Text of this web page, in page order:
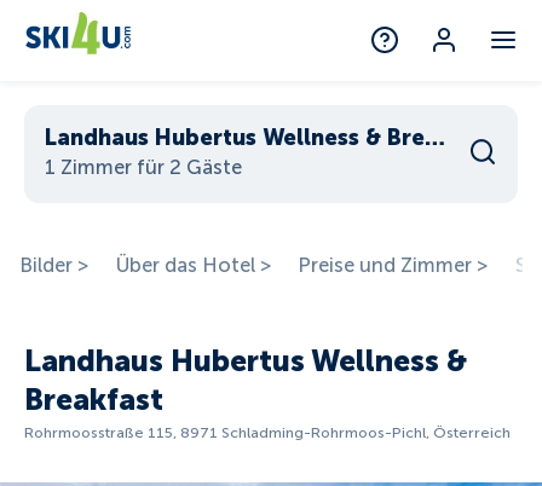
Landhaus Hubertus Wellness & Breakfast
1 Zimmer für 2 Gäste
Bilder > Über das Hotel > Preise und Zimmer >
Landhaus Hubertus Wellness &
Breakfast
Rohrmoosstraße 115, 8971 Schladming-Rohrmoos-Pichl, Österreich